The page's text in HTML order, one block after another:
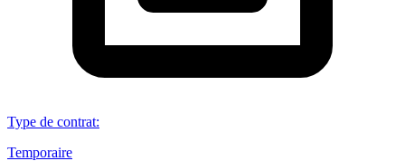
Type de contrat:
Temporaire